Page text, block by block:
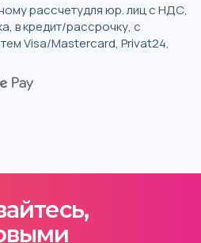
рассчетудля юр. лиц с НДС,
в кредит/рассрочку, с
Visa/Mastercard, Privat24,